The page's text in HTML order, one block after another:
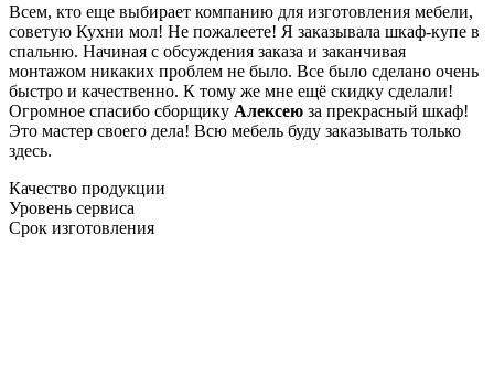
Всем, кто еще выбирает компанию для изготовления мебели,
советую Кухни мол! Не пожалеете! Я заказывала шкаф-купе в
спальню. Начиная с обсуждения заказа и заканчивая
монтажом никаких проблем не было. Все было сделано очень
быстро и качественно. К тому же мне ещё скидку сделали!
Огромное спасибо сборщику Алексею за прекрасный шкаф!
Это мастер своего дела! Всю мебель буду заказывать только
здесь.
Качество продукции
Уровень сервиса
Срок изготовления